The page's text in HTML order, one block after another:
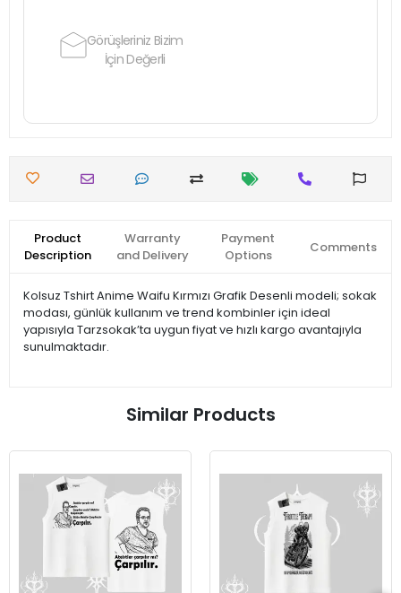
Görüşleriniz Bizim
İçin Değerli
Product
Description
Warranty
and Delivery
Payment
Options
Comments
Kolsuz Tshirt Anime Waifu Kırmızı Grafik Desenli modeli; sokak
modası, günlük kullanım ve trend kombinler için ideal
yapısıyla Tarzsokak’ta uygun fiyat ve hızlı kargo avantajıyla
sunulmaktadır.
Similar Products